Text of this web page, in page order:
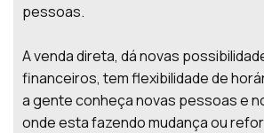
pessoas.
A venda direta, dá novas
financeiros, tem flexibilidade de
a gente conheça novas pessoas e
onde esta fazendo mudança ou